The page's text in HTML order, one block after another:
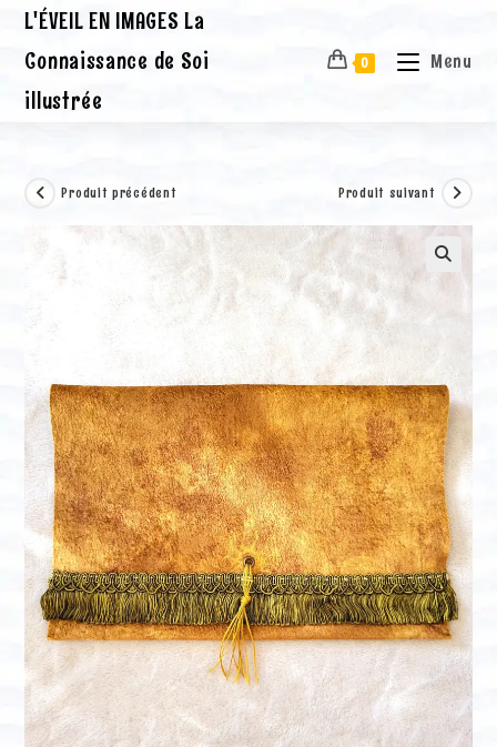
Skip
content
L'ÉVEIL EN IMAGES La
Connaissance de Soi
illustrée
0 Menu
Produit précédent Produit suivant